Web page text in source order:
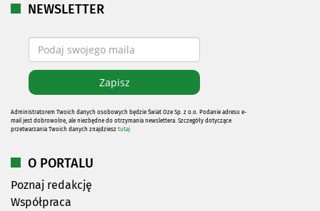
NEWSLETTER
Administratorem Twoich danych osobowych będzie Świat Oze Sp. z o.o. Podanie adresu e-
mail jest dobrowolne, ale niezbędne do otrzymania newslettera. Szczegóły dotyczące
przetwarzania Twoich danych znajdziesz tutaj
O PORTALU
Poznaj redakcję
Współpraca